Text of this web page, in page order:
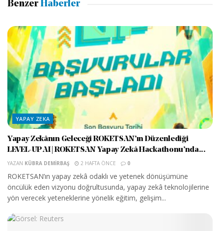
Benzer Haberler
YAPAY ZEKA
Yapay Zekânın Geleceği ROKETSAN’ın Düzenlediği
LEVEL-UP AI | ROKETSAN Yapay Zekâ Hackathonu’nda...
YAZAN KÜBRA DEMIRBAŞ 2 HAFTA ÖNCE 0
ROKETSAN’ın yapay zekâ odaklı ve yetenek dönüşümüne
öncülük eden vizyonu doğrultusunda, yapay zekâ teknolojilerine
yön verecek yeteneklerine yönelik eğitim, gelişim...